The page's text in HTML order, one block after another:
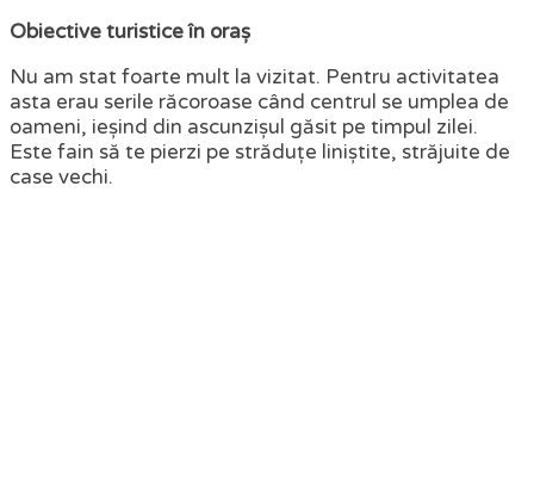
Obiective turistice în oraș
Nu am stat foarte mult la vizitat. Pentru activitatea
asta erau serile răcoroase când centrul se umplea de
oameni, ieșind din ascunzișul găsit pe timpul zilei.
Este fain să te pierzi pe străduțe liniștite, străjuite de
case vechi.